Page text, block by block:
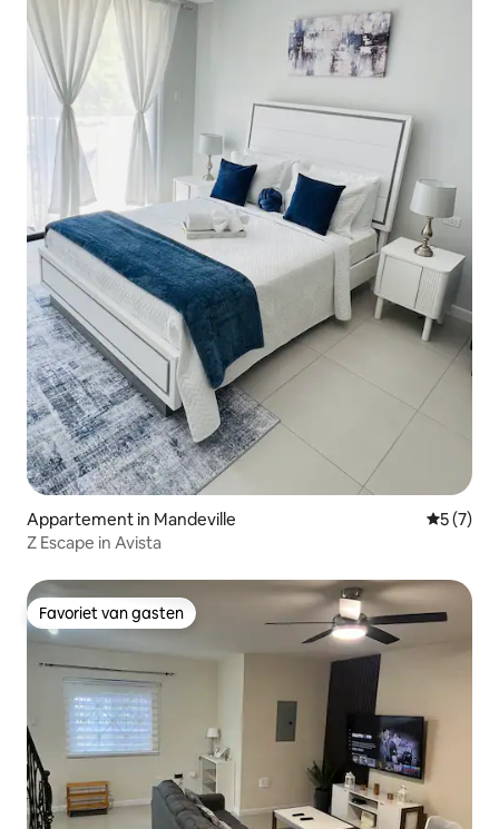
Appartement in Mandeville
5 (7)
Z Escape in Avista
Favoriet van gasten
Favoriet van gasten